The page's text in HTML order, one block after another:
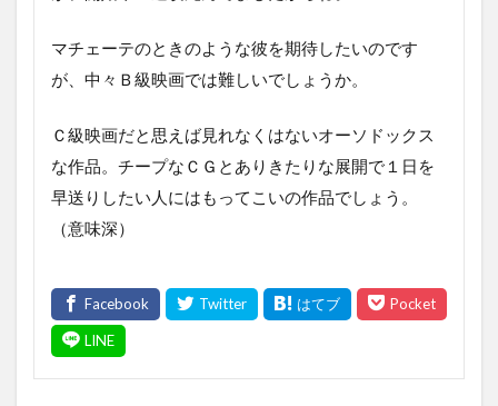
マチェーテのときのような彼を期待したいのです
が、中々Ｂ級映画では難しいでしょうか。
Ｃ級映画だと思えば見れなくはないオーソドックス
な作品。チープなＣＧとありきたりな展開で１日を
早送りしたい人にはもってこいの作品でしょう。
（意味深）